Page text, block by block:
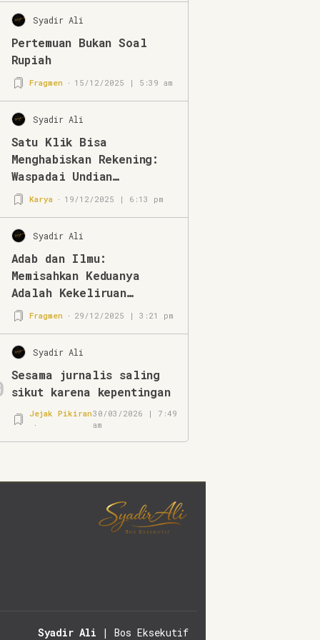
Syadir Ali
Pertemuan Bukan Soal
Rupiah
Fragmen 15/12/2025 | 5:39 am
Syadir Ali
Satu Klik Bisa
Menghabiskan Rekening:
Waspadai Undian
Mengatasnamakan BRImo
Karya 19/12/2025 | 6:13 pm
Syadir Ali
Adab dan Ilmu:
Memisahkan Keduanya
Adalah Kekeliruan
Berpikir
Fragmen 29/12/2025 | 3:21 pm
Syadir Ali
Sesama jurnalis saling
sikut karena kepentingan
Jejak Pikiran30/03/2026 | 7:49
am
Syadir Ali | Bos Eksekutif